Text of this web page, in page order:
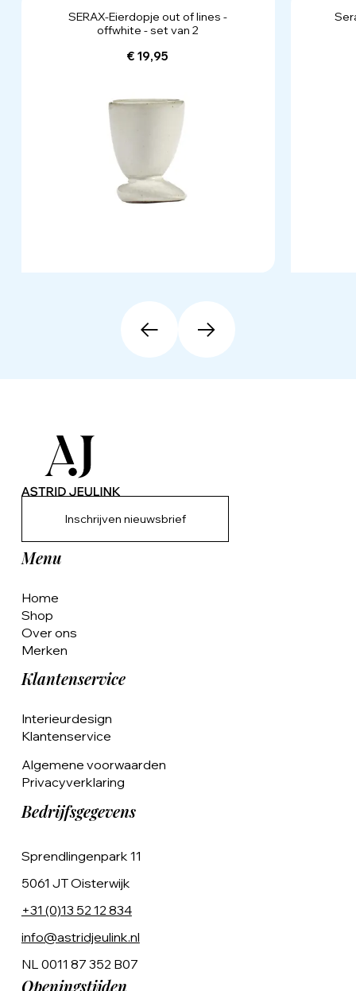
SERAX-Eierdopje out of lines -
offwhite - set van 2
€ 19,95
Inschrijven nieuwsbrief
Menu
Home
Shop
Over ons
Merken
Klantenservice
Interieurdesign
Klantenservice
Algemene voorwaarden
Privacyverklaring
Bedrijfsgegevens
Sprendlingenpark 11
5061 JT Oisterwijk
+31 (0)13 52 12 834
info@astridjeulink.nl
NL 0011 87 352 B07
Openingstijden